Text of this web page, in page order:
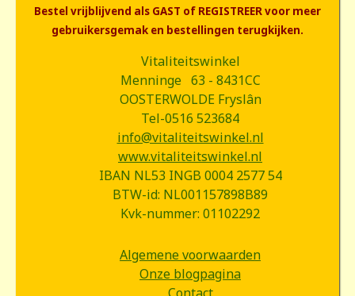
Bestel vrijblijvend als GAST of REGISTREER voor meer
gebruikersgemak en bestellingen terugkijken.
Vitaliteitswinkel
Menninge 63 - 8431CC
OOSTERWOLDE Fryslân
Tel-0516 523684
info@vitaliteitswinkel.nl
www.vitaliteitswinkel.nl
IBAN NL53 INGB 0004 2577 54
BTW-id: NL001157898B89
Kvk-nummer: 01102292
Algemene voorwaarden
Onze blogpagina